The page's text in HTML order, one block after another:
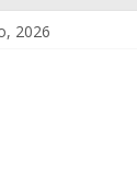
2026